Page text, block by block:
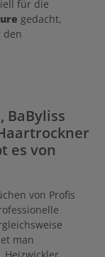
für die
gedacht,
den
BaByliss
es von
von Profis
man